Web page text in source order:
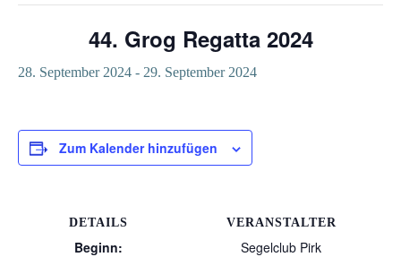
44. Grog Regatta 2024
28. September 2024 - 29. September 2024
Zum Kalender hinzufügen
DETAILS
Beginn:
VERANSTALTER
Segelclub Pirk